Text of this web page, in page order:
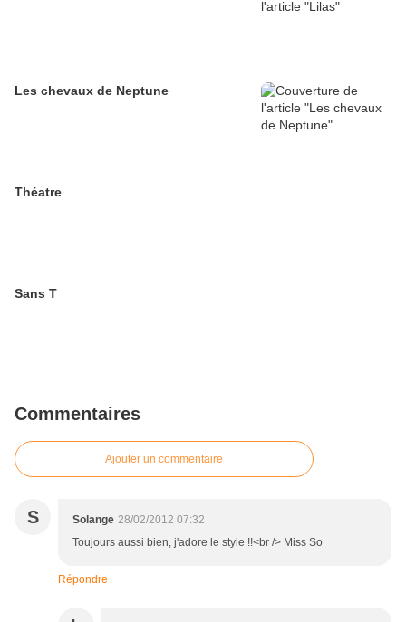
Les chevaux de Neptune
Théatre
Sans T
Commentaires
Ajouter un commentaire
S Solange 28/02/2012 07:32
Toujours aussi bien, j'adore le style !!<br /> Miss So
Répondre